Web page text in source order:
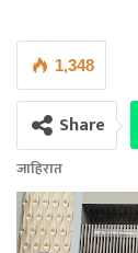
1,348
Share
जाहिरात